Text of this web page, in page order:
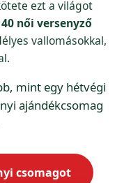
ezt a világot
40 női versenyző
vallomásokkal,
mint egy hétvégi
ajándékcsomag
csomagot